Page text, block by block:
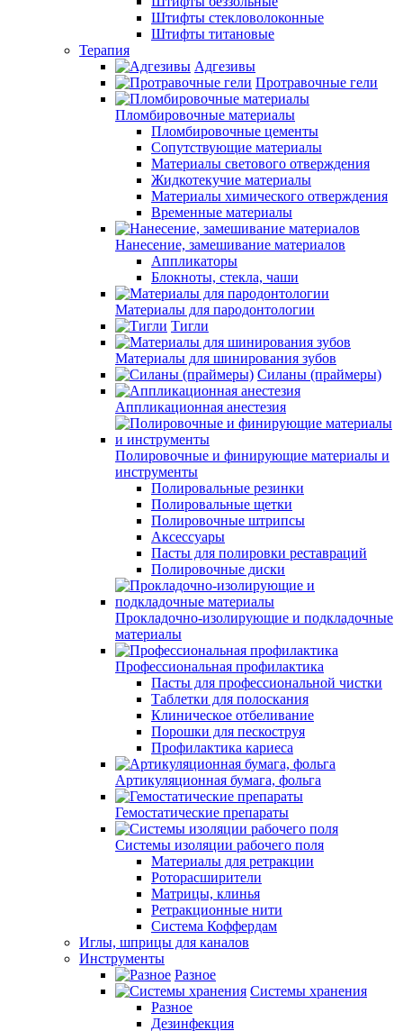
Штифты стекловолоконные
Штифты титановые
Терапия
Адгезивы
Протравочные гели
Пломбировочные материалы
Пломбировочные цементы
Сопутствующие материалы
Материалы светового отверждения
Жидкотекучие материалы
Материалы химического отверждения
Временные материалы
Нанесение, замешивание материалов
Аппликаторы
Блокноты, стекла, чаши
Материалы для пародонтологии
Тигли
Материалы для шинирования зубов
Силаны (праймеры)
Аппликационная анестезия
Полировочные и финирующие материалы и
инструменты
Полировальные резинки
Полировальные щетки
Полировочные штрипсы
Аксессуары
Пасты для полировки реставраций
Полировочные диски
Прокладочно-изолирующие и подкладочные
материалы
Профессиональная профилактика
Пасты для профессиональной чистки
Таблетки для полоскания
Клиническое отбеливание
Порошки для пескоструя
Профилактика кариеса
Артикуляционная бумага, фольга
Гемостатические препараты
Системы изоляции рабочего поля
Материалы для ретракции
Роторасширители
Матрицы, клинья
Ретракционные нити
Система Коффердам
Иглы, шприцы для каналов
Инструменты
Разное
Системы хранения
Разное
Дезинфекция